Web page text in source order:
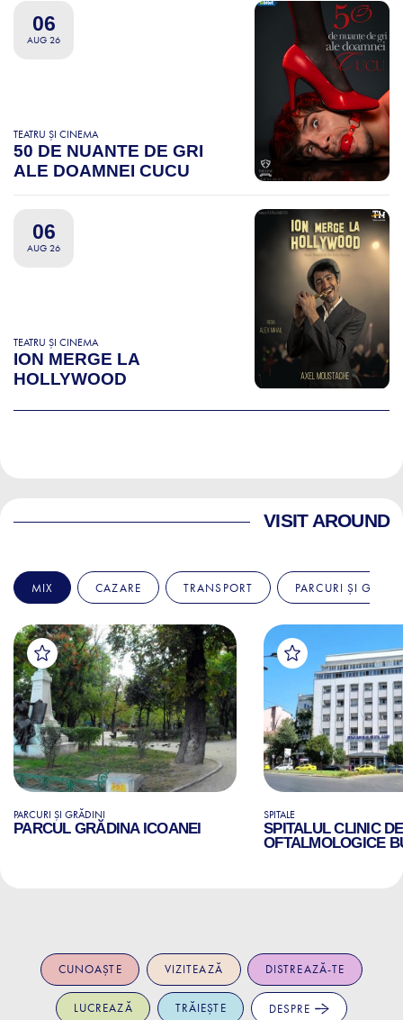
06
AUG 26
TEATRU ȘI CINEMA
50 DE NUANTE DE GRI
ALE DOAMNEI CUCU
06
AUG 26
TEATRU ȘI CINEMA
ION MERGE LA
HOLLYWOOD
VISIT AROUND
MIX CAZARE TRANSPORT PARCURI ȘI
PARCURI ȘI GRĂDINI
PARCUL GRĂDINA ICOANEI
SPITALE
SPITALUL CLINIC
OFTALMOLOGICE
CUNOAȘTE VIZITEAZĂ DISTREAZĂ-TE
LUCREAZĂ TRĂIEȘTE DESPRE